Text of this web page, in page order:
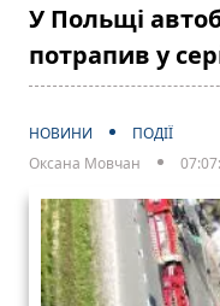
У Польщі
потрапив у
НОВИНИ
ПОДІЇ
Оксана Мовчан